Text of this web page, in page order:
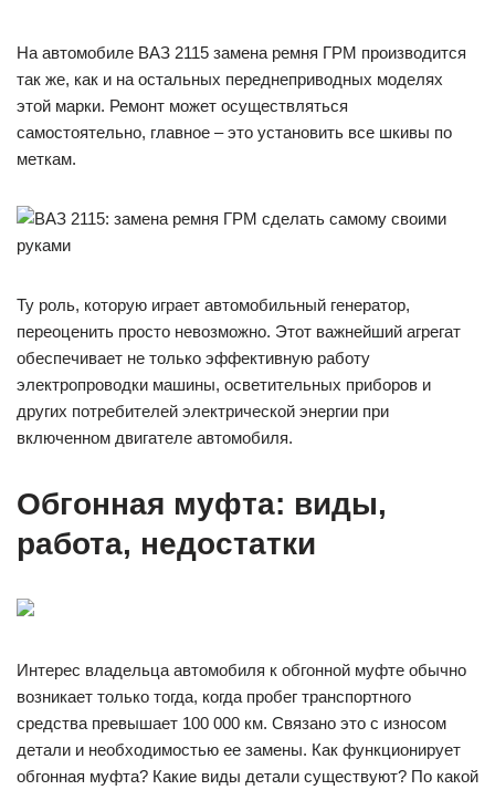
На автомобиле ВАЗ 2115 замена ремня ГРМ производится
так же, как и на остальных переднеприводных моделях
этой марки. Ремонт может осуществляться
самостоятельно, главное – это установить все шкивы по
меткам.
Ту роль, которую играет автомобильный генератор,
переоценить просто невозможно. Этот важнейший агрегат
обеспечивает не только эффективную работу
электропроводки машины, осветительных приборов и
других потребителей электрической энергии при
включенном двигателе автомобиля.
Обгонная муфта: виды,
работа, недостатки
Интерес владельца автомобиля к обгонной муфте обычно
возникает только тогда, когда пробег транспортного
средства превышает 100 000 км. Связано это с износом
детали и необходимостью ее замены. Как функционирует
обгонная муфта? Какие виды детали существуют? По какой